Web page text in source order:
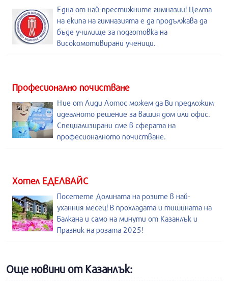
Една от най-престижните гимназии! Целта
на екипа на гимназията е да продължава да
бъде училище за подготовка на
високомотивирани ученици.
Професионално почистване
Ние от Лиди Лотос можем да Ви предложим
идеалното решение за вашия дом или офис.
Специализирани сме в сферата на
професионалното почистване.
Хотел ЕДЕЛВАЙС
Посетете Долината на розите в най-
уханния месец! В прохладата и тишината на
Балкана и само на минути от Казанлък и
Празник на розата 2025!
Още новини от Казанлък: